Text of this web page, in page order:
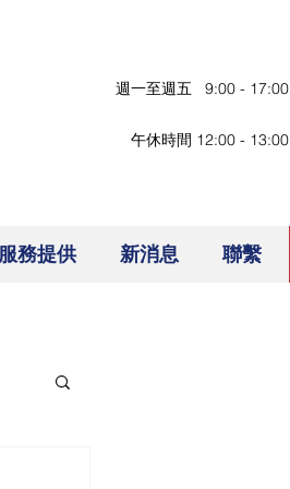
週一至週五 9:00 - 17:00
午休時間 12:00 - 13:00
務提供 新消息 聯繫